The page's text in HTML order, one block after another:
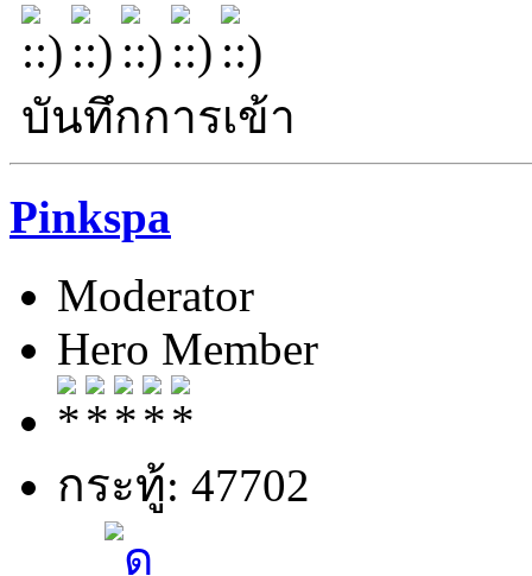
บันทึกการเข้า
Pinkspa
Moderator
Hero Member
กระทู้: 47702